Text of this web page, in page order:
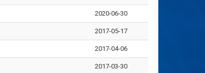
2020-06-30
2017-05-17
2017-04-06
2017-03-30